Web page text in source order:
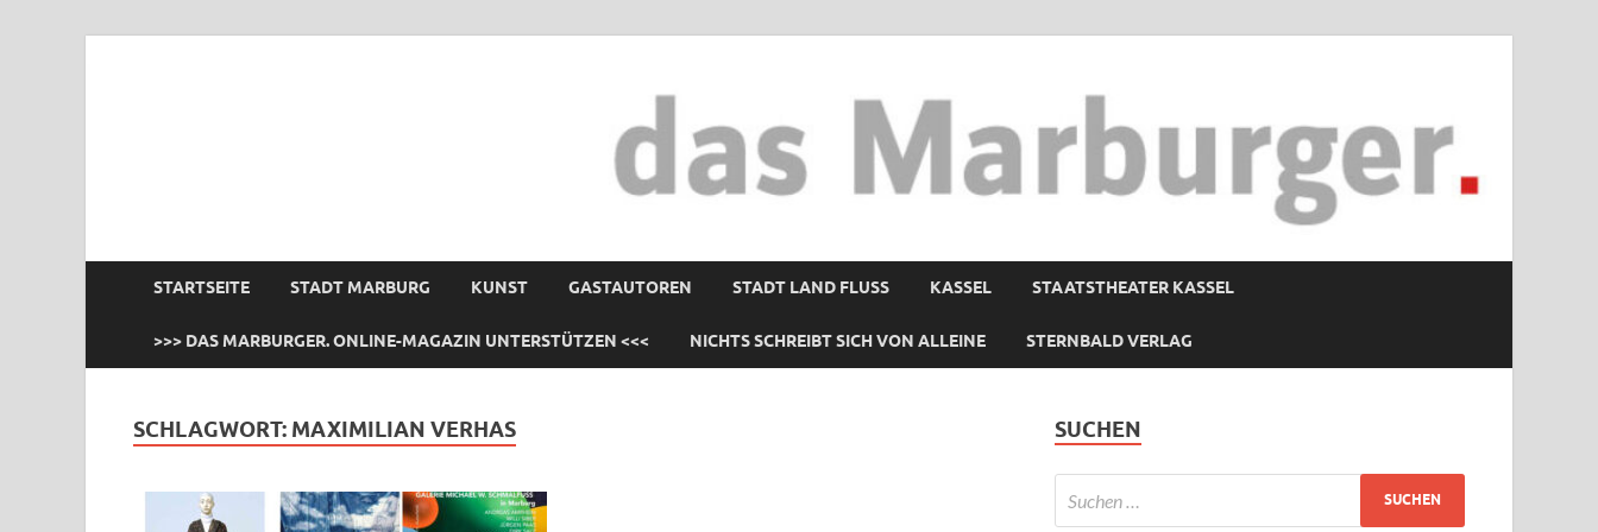
STARTSEITE STADT MARBURG KUNST GASTAUTOREN STADT LAND FLUSS KASSEL STAATSTHEATER KASSEL
>>> DAS MARBURGER. ONLINE-MAGAZIN UNTERSTÜTZEN <<< NICHTS SCHREIBT SICH VON ALLEINE STERNBALD VERLAG
SCHLAGWORT: MAXIMILIAN VERHAS SUCHEN